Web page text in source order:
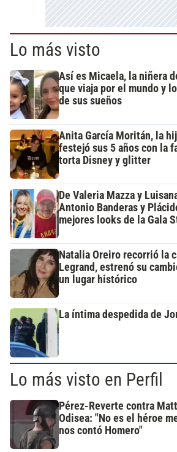
Lo más visto
Así es Micaela, la niñera
que viaja por el mundo y
de sus sueños
Anita García Moritán, la
festejó sus 5 años con la
torta Disney y glitter
De Valeria Mazza y
Antonio Banderas y
mejores looks de la Gala
Natalia Oreiro recorrió la
Legrand, estrenó su
un lugar histórico
La íntima despedida de
Lo más visto en Perfil
Pérez-Reverte contra
Odisea: "No es el héroe
nos contó Homero"